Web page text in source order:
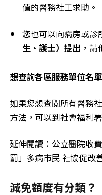
值的醫務社工求助。
您也可以向病房或診
生、護士）提出 ，請
想查詢各區服務單位名
如果您想查閱所有醫務
方法，可以到社會福利
延伸閱讀：公立醫院收
罰」多病市民 社協促改
減免額度有分類？